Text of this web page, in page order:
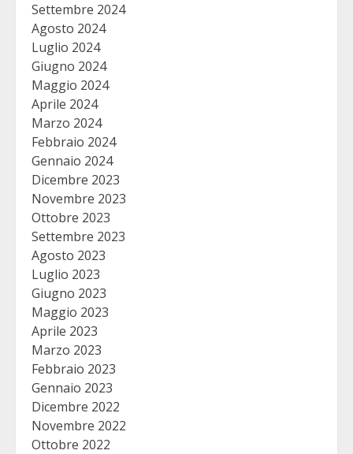
Settembre 2024
Agosto 2024
Luglio 2024
Giugno 2024
Maggio 2024
Aprile 2024
Marzo 2024
Febbraio 2024
Gennaio 2024
Dicembre 2023
Novembre 2023
Ottobre 2023
Settembre 2023
Agosto 2023
Luglio 2023
Giugno 2023
Maggio 2023
Aprile 2023
Marzo 2023
Febbraio 2023
Gennaio 2023
Dicembre 2022
Novembre 2022
Ottobre 2022